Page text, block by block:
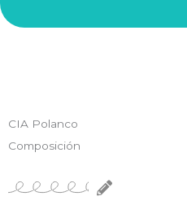
CIA Polanco
Composición